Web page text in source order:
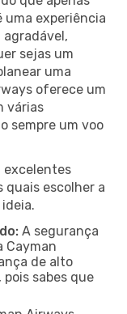
uma experiência
sejas um
uma
oferece um
várias
sempre um voo
excelentes
quais escolher a
A segurança
Cayman
de alto
sabes que